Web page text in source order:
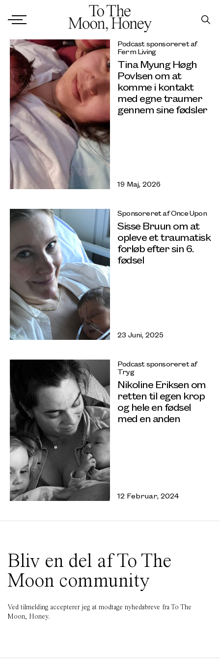
Podcast sponsoreret af
Ferm Living
Tina Myung Høgh
Povlsen om at
komme i kontakt
med egne traumer
gennem sine fødsler
19 Maj, 2026
Sponsoreret af Once Upon
Sisse Bruun om at
opleve et traumatisk
forløb efter sin 6.
fødsel
23 Juni, 2025
Podcast sponsoreret af
Tryg
Nikoline Eriksen om
retten til egen krop
og hele en fødsel
med en anden
12 Februar, 2024
Bliv en del af To The
Moon community
Ved tilmelding accepterer jeg at modtage nyhedsbreve fra To The
Moon, Honey.